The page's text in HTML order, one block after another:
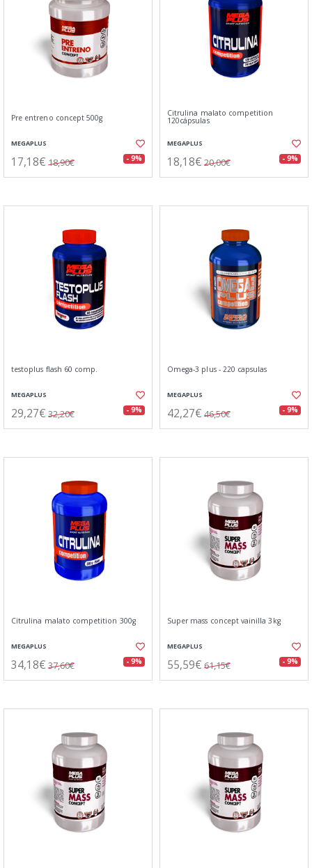
Pre entreno concept 500g
MEGAPLUS
17,18€ 18,90€ - 9%
Citrulina malato competition
120cápsulas
MEGAPLUS
18,18€ 20,00€ - 9%
testoplus flash 60 comp.
MEGAPLUS
29,27€ 32,20€ - 9%
Omega-3 plus - 220 capsulas
MEGAPLUS
42,27€ 46,50€ - 9%
Citrulina malato competition 300g
MEGAPLUS
34,18€ 37,60€ - 9%
Super mass concept vainilla 3kg
MEGAPLUS
55,59€ 61,15€ - 9%